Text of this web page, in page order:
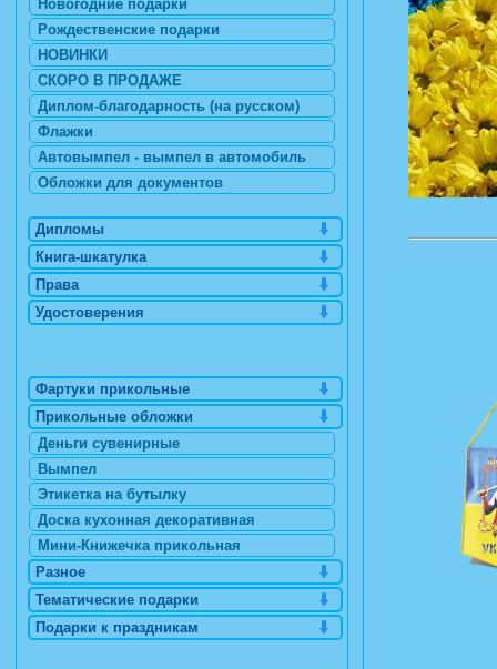
Новогодние подарки
Рождественские подарки
НОВИНКИ
СКОРО В ПРОДАЖЕ
Диплом-благодарность (на русском)
Флажки
Автовымпел - вымпел в автомобиль
Обложки для документов
Дипломы
Книга-шкатулка
Права
Удостоверения
Фартуки прикольные
Прикольные обложки
Деньги сувенирные
Вымпел
Этикетка на бутылку
Доска кухонная декоративная
Мини-Книжечка прикольная
Разное
Тематические подарки
Подарки к праздникам